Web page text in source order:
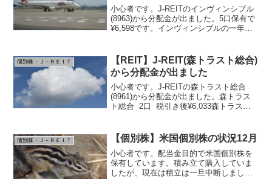
小心者です。J-REITのインヴィンシブル
(8963)から分配金が出ました。5口保有で
¥6,598です。インヴィンシブルの一年チ
銘柄（分配金利回りは2019/9/...
個別株・Ｊ－ＲＥＩＴ
【REIT】J-REIT(森トラスト総合)
から分配金が出ました
小心者です。J-REITの森トラスト総合
(8961)から分配金が出ました。森トラス
ト総合 2口 税引き後¥6,033森トラスト
の評価損。分配金計が約...
個別株・Ｊ－ＲＥＩＴ 【個別株】米国個別株の状況12月
小心者です。配当金目的で米国個別株を
保有しています。積み立て購入していま
したが、現在は積立は一旦中断しまし